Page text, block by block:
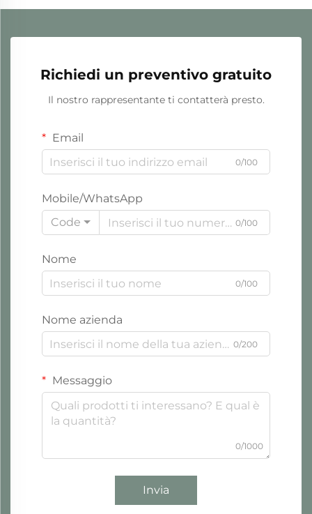
Richiedi un preventivo gratuito
Il nostro rappresentante ti contatterà presto.
Email
0/100
Mobile/WhatsApp
Code
0/100
Nome
0/100
Nome azienda
0/200
Messaggio
0/1000
Invia